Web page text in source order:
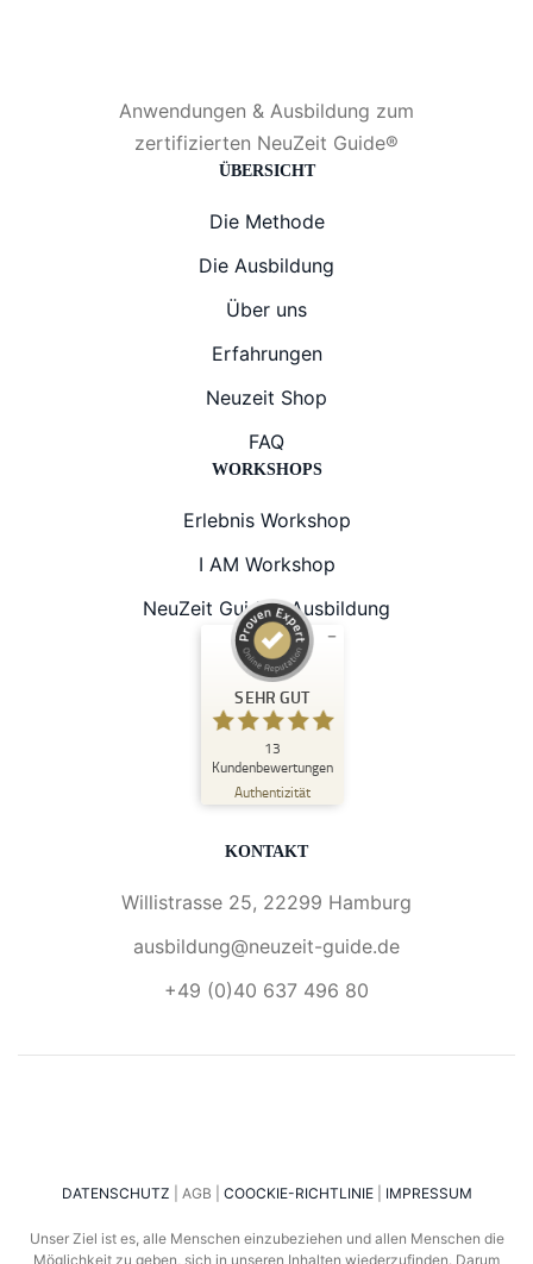
Anwendungen & Ausbildung zum
zertifizierten NeuZeit Guide®
ÜBERSICHT
Die Methode
Die Ausbildung
Über uns
Erfahrungen
Neuzeit Shop
FAQ
WORKSHOPS
Erlebnis Workshop
I AM Workshop
NeuZeit Guide® Ausbildung
SEHR GUT
13
Kundenbewertungen
Authentizität
Kundenbewertungen und Erfahrungen zu
NeuZeit Guide®
%
Empfehlungen auf
ProvenExpert.com
5,00
ProvenExpert.com
Bewertungen von
1
anderen Quelle
Blick aufs ProvenExpert-Profil werfen
04.02.2025
KONTAKT
Willistrasse 25, 22299 Hamburg
ausbildung@neuzeit-guide.de
+49 (0)40 637 496 80
DATENSCHUTZ | AGB | COOCKIE-RICHTLINIE| IMPRESSUM
Unser Ziel ist es, alle Menschen einzubeziehen und allen Menschen die
Möglichkeit zu geben, sich in unseren Inhalten wiederzufinden. Darum